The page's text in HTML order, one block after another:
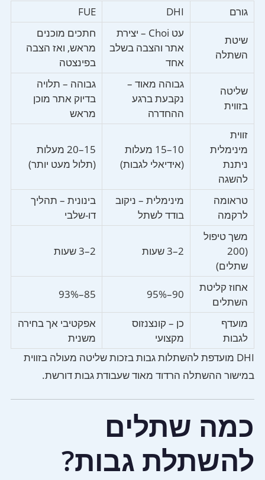
גורם DHI
FUE
שיטת
השתלה
עט Choi – יצירת
אתר והצבה בשלב
אחד
חתכים מוכנים
מראש, ואז הצבה
בפינצטה
שליטה
בזווית
גבוהה מאוד –
נקבעת ברגע
ההחדרה
גבוהה – תלויה
בדיוק אתר מוכן
מראש
זווית
מינימלית
ניתנת
להשגה
10–15 מעלות
(אידיאלי לגבות)
15–20 מעלות
(תלול מעט יותר)
טראומה
לרקמה
מינימלית – ניקוב
בודד לשתל
בינונית – תהליך
דו-שלבי
משך טיפול
(200
שתלים)
2–3 שעות 2–3 שעות
אחוז קליטת
השתלים
90–95%
85–93%
מועדף
לגבות
כן – קונצנזוס
מקצועי
אפקטיבי אך בחירה
משנית
DHI מועדפת להשתלות גבות בזכות שליטה מעולה בזווית
במישור ההשתלה הרדוד מאוד שעבודת גבות דורשת.
כמה שתלים
להשתלת גבות?